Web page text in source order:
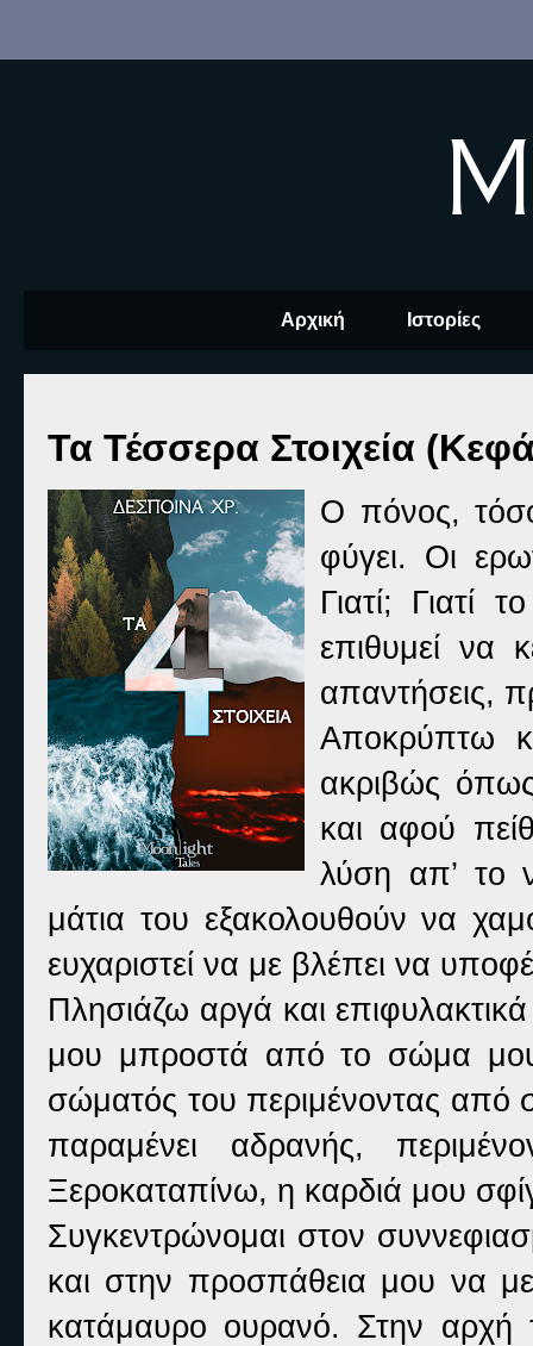
Αρχική Ιστορίες
Τα Τέσσερα Στοιχεία
Ο πόνος,
φύγει. Οι
Γιατί; Γιατί
επιθυμεί να
απαντήσεις,
Αποκρύπτω
ακριβώς
και αφού
λύση απ’ το
μάτια του εξακολουθούν να
ευχαριστεί να με βλέπει να
Πλησιάζω αργά και
μου μπροστά από το σώμα
σώματός του περιμένοντας από
παραμένει αδρανής,
Ξεροκαταπίνω, η καρδιά μου
Συγκεντρώνομαι στον
και στην προσπάθεια μου να
κατάμαυρο ουρανό. Στην αρχή